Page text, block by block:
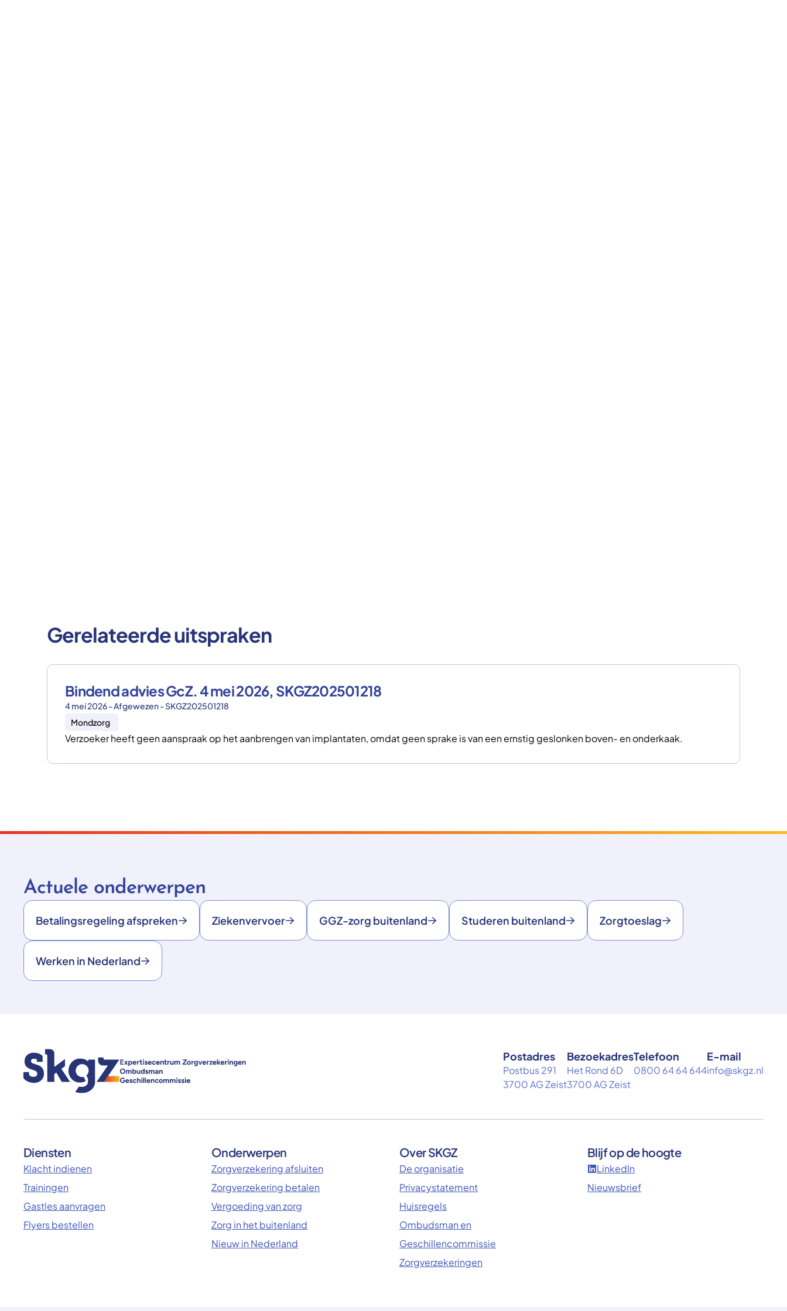
Gerelateerde uitspraken
Bindend advies GcZ. 4 mei 2026, SKGZ202501218
4 mei 2026 - Afgewezen - SKGZ202501218
Mondzorg
Verzoeker heeft geen aanspraak op het aanbrengen van implantaten, omdat geen sprake is van een ernstig geslonken boven- en onderkaak.
Actuele onderwerpen
Betalingsregeling afspreken Ziekenvervoer GGZ-zorg buitenland Studeren buitenland Zorgtoeslag
Werken in Nederland
Postadres
Postbus 291
3700 AG Zeist
Bezoekadres
Het Rond 6D
3700 AG Zeist
Telefoon
0800 64 64 644
E-mail
info@skgz.nl
Diensten
Klacht indienen
Trainingen
Gastles aanvragen
Flyers bestellen
Onderwerpen
Zorgverzekering afsluiten
Zorgverzekering betalen
Vergoeding van zorg
Zorg in het buitenland
Nieuw in Nederland
Over SKGZ
De organisatie
Privacystatement
Huisregels
Ombudsman en
Geschillencommissie
Zorgverzekeringen
Blijf op de hoogte
LinkedIn
Nieuwsbrief